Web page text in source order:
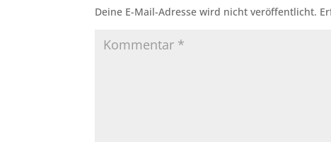
Deine E-Mail-Adresse wird nicht veröffentlicht.